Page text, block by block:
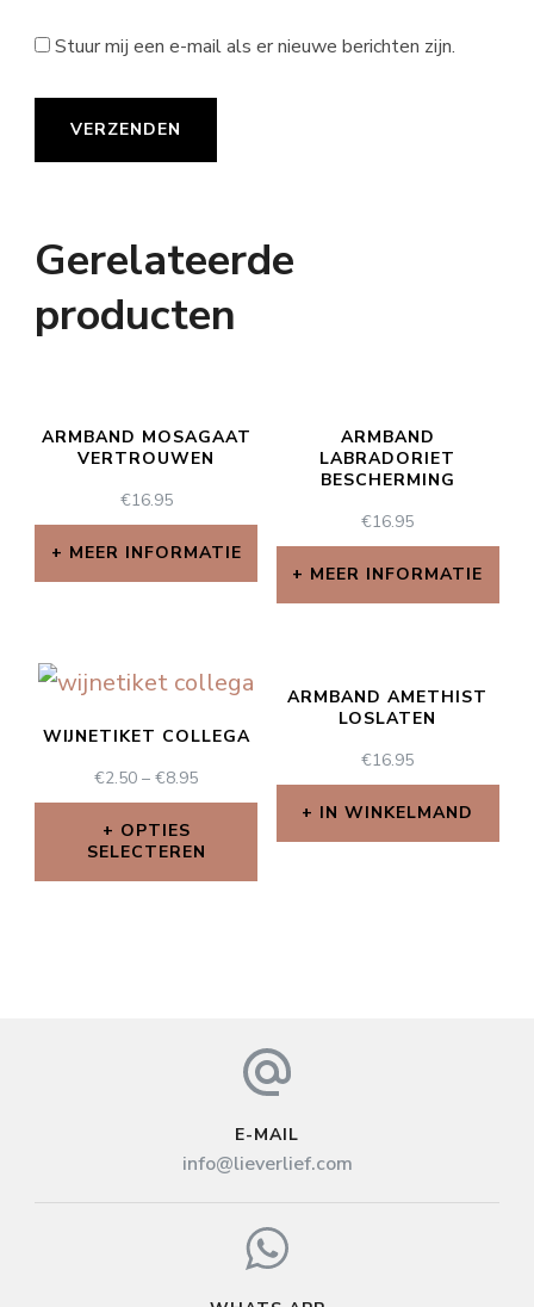
Stuur mij een e-mail als er nieuwe berichten zijn.
Gerelateerde
producten
ARMBAND MOSAGAAT
VERTROUWEN
€16.95
MEER INFORMATIE
ARMBAND
LABRADORIET
BESCHERMING
€16.95
MEER INFORMATIE
WIJNETIKET COLLEGA
€2.50 –€8.95
OPTIES
SELECTEREN
ARMBAND AMETHIST
LOSLATEN
€16.95
IN WINKELMAND
E-MAIL
info@lieverlief.com